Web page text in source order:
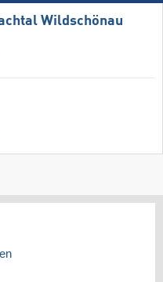
Wildschönau